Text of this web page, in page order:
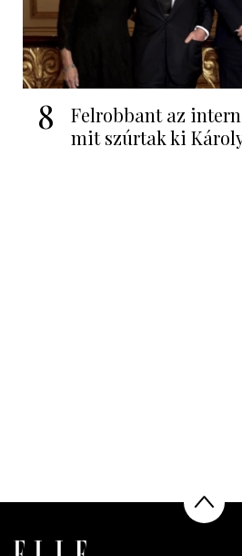
8
Felrobbant az
mit szúrtak ki